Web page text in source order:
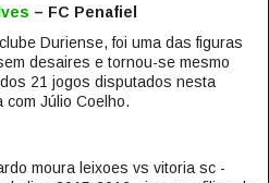
– FC Penafiel
Duriense, foi uma das figuras
desaires e tornou-se mesmo
21 jogos disputados nesta
com Júlio Coelho.